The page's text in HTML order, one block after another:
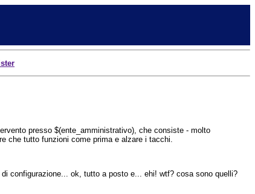
presso $(ente_amministrativo), che consiste - molto
che tutto funzioni come prima e alzare i tacchi.
configurazione... ok, tutto a posto e... ehi! wtf? cosa sono quelli?